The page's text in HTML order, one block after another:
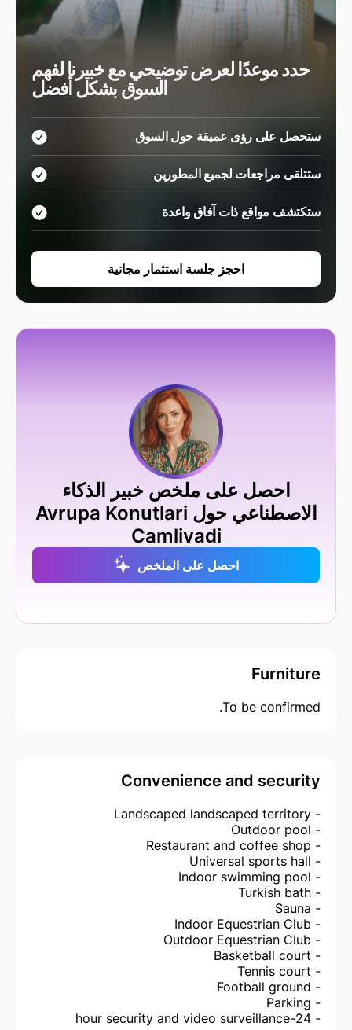
حدد موعدًا لعرض توضيحي مع خبيرنا لفهم
السوق بشكل أفضل
ستحصل على رؤى عميقة حول السوق
ستتلقى مراجعات لجميع المطورين
ستكتشف مواقع ذات آفاق واعدة
احجز جلسة استثمار مجانية
احصل على ملخص خبير الذكاء
الاصطناعي حول Avrupa Konutlari
Camlivadi
احصل على الملخص
Furniture
To be confirmed.
Convenience and security
- Landscaped landscaped territory
- Outdoor pool
- Restaurant and coffee shop
- Universal sports hall
- Indoor swimming pool
- Turkish bath
- Sauna
- Indoor Equestrian Club
- Outdoor Equestrian Club
- Basketball court
- Tennis court
- Football ground
- Parking
- 24-hour security and video surveillance